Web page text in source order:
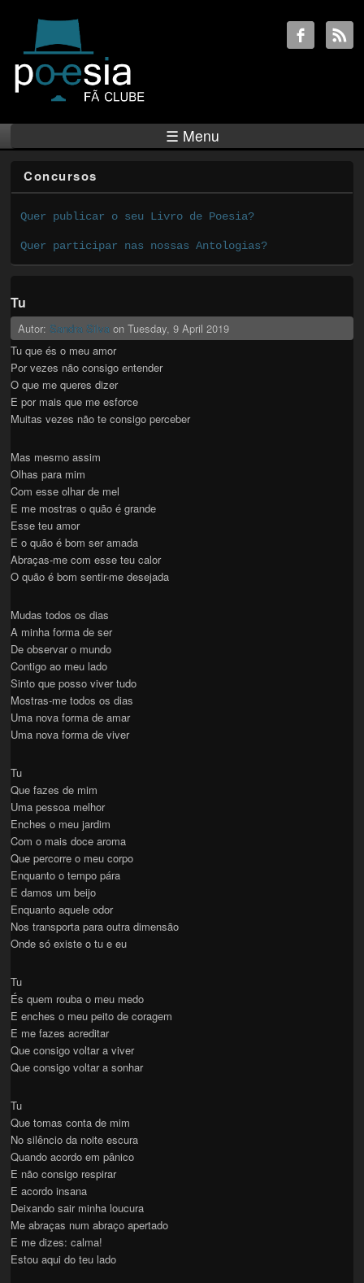
☰ Menu
Concursos
Quer publicar o seu Livro de Poesia?
Quer participar nas nossas Antologias?
Tu
Autor: Sandra Silva onTuesday, 9 April 2019
Tu que és o meu amor
Por vezes não consigo entender
O que me queres dizer
E por mais que me esforce
Muitas vezes não te consigo perceber
Mas mesmo assim
Olhas para mim
Com esse olhar de mel
E me mostras o quão é grande
Esse teu amor
E o quão é bom ser amada
Abraças-me com esse teu calor
O quão é bom sentir-me desejada
Mudas todos os dias
A minha forma de ser
De observar o mundo
Contigo ao meu lado
Sinto que posso viver tudo
Mostras-me todos os dias
Uma nova forma de amar
Uma nova forma de viver
Tu
Que fazes de mim
Uma pessoa melhor
Enches o meu jardim
Com o mais doce aroma
Que percorre o meu corpo
Enquanto o tempo pára
E damos um beijo
Enquanto aquele odor
Nos transporta para outra dimensão
Onde só existe o tu e eu
Tu
És quem rouba o meu medo
E enches o meu peito de coragem
E me fazes acreditar
Que consigo voltar a viver
Que consigo voltar a sonhar
Tu
Que tomas conta de mim
No silêncio da noite escura
Quando acordo em pânico
E não consigo respirar
E acordo insana
Deixando sair minha loucura
Me abraças num abraço apertado
E me dizes: calma!
Estou aqui do teu lado